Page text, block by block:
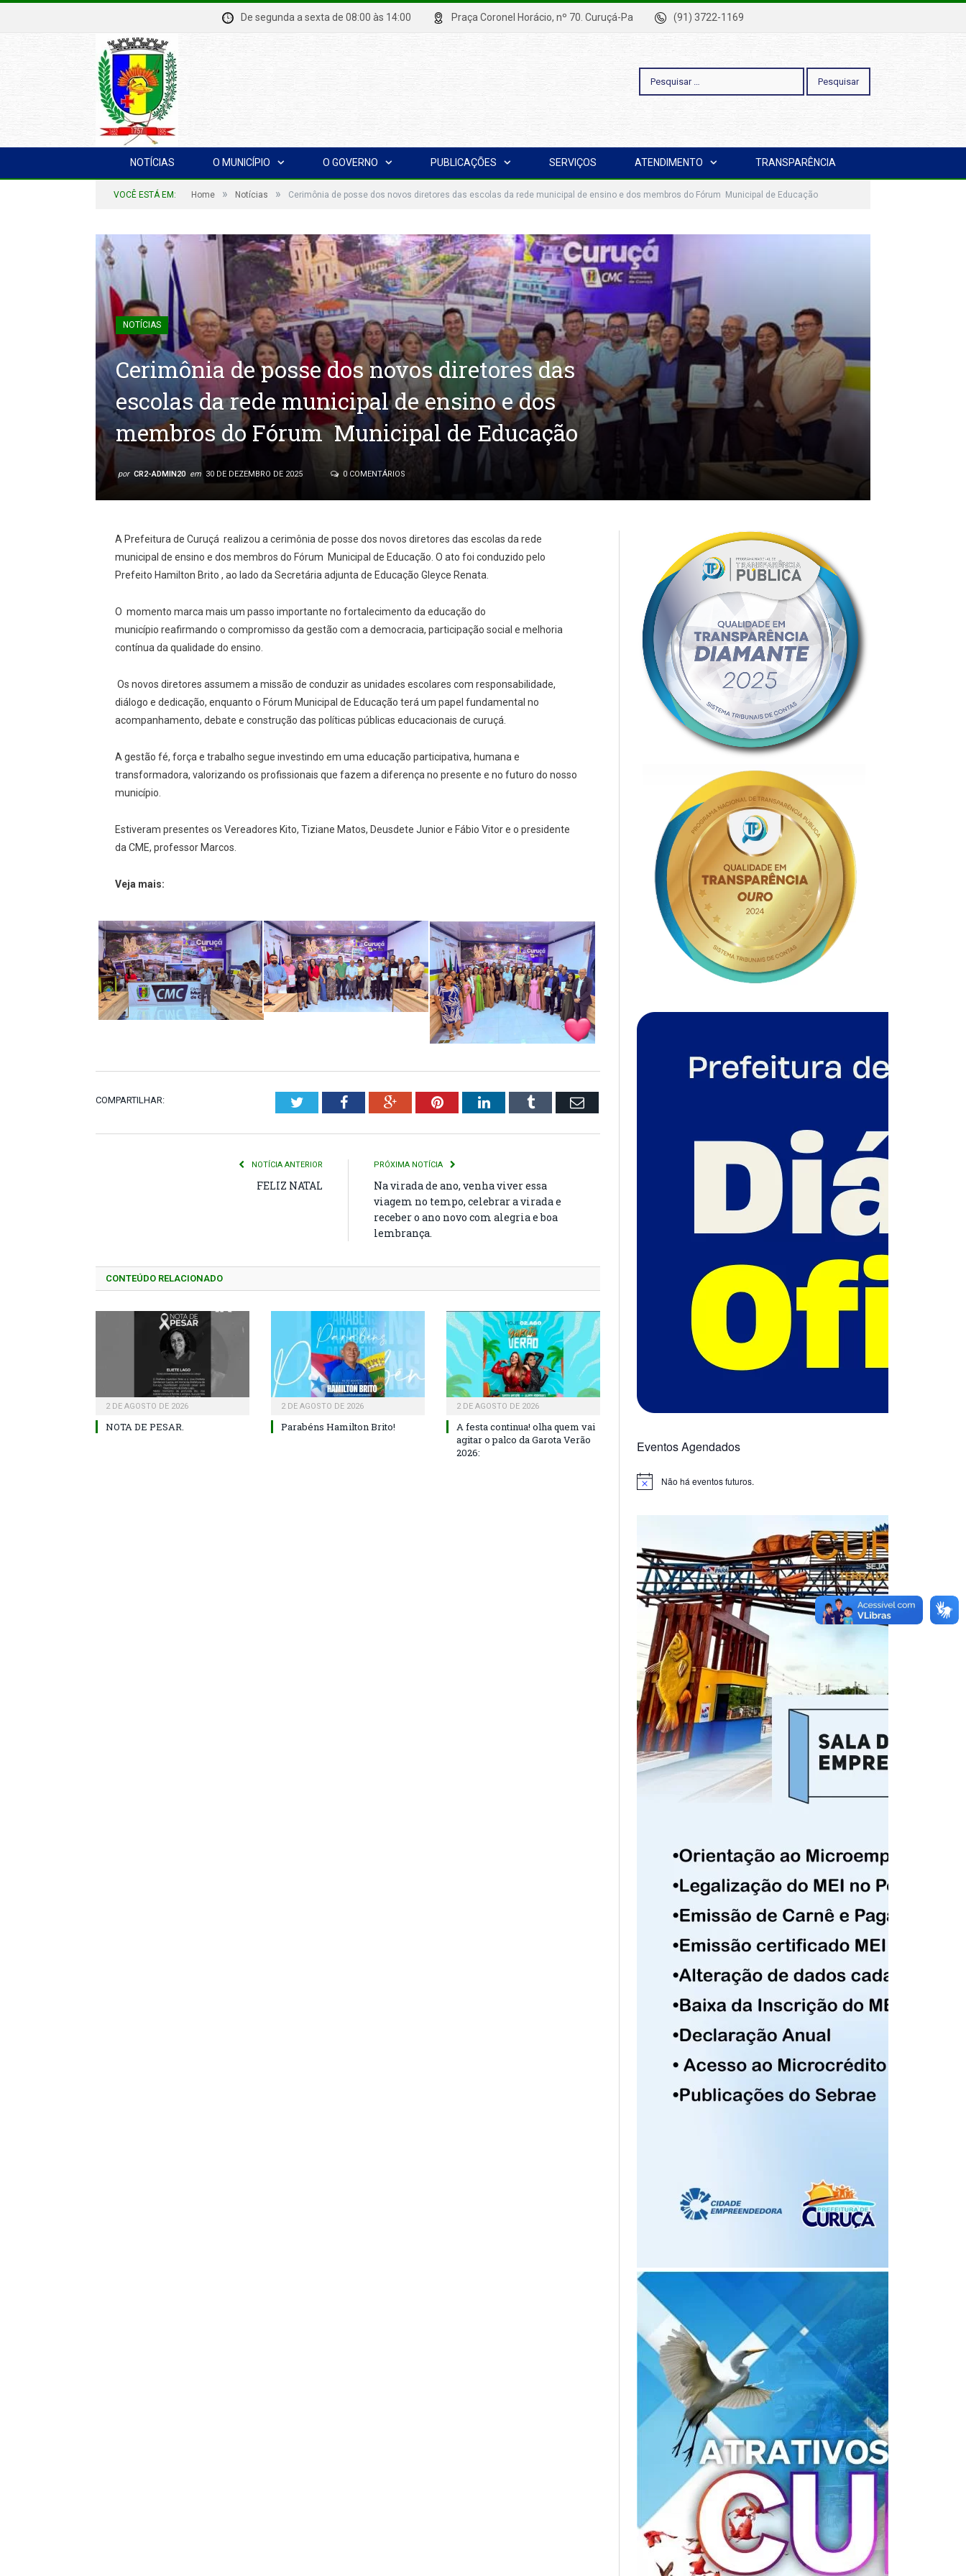
De segunda a sexta de 08:00 às 14:00 Praça Coronel Horácio, nº 70. Curuçá-Pa (91) 3722-1169
Pesquisar
por:
NOTÍCIAS O MUNICÍPIO O GOVERNO PUBLICAÇÕES SERVIÇOS ATENDIMENTO TRANSPARÊNCIA
VOCÊ ESTÁ EM: Home » Notícias » Cerimônia de posse dos novos diretores das escolas da rede municipal de ensino e dos membros do Fórum Municipal de Educação
NOTÍCIAS
Cerimônia de posse dos novos diretores das
escolas da rede municipal de ensino e dos
membros do Fórum Municipal de Educação
por CR2-ADMIN20 em 30 DE DEZEMBRO DE 2025 0 COMENTÁRIOS
A Prefeitura de Curuçá realizou a cerimônia de posse dos novos diretores das escolas da rede
municipal de ensino e dos membros do Fórum Municipal de Educação. O ato foi conduzido pelo
Prefeito Hamilton Brito , ao lado da Secretária adjunta de Educação Gleyce Renata.
O momento marca mais um passo importante no fortalecimento da educação do
município reafirmando o compromisso da gestão com a democracia, participação social e melhoria
contínua da qualidade do ensino.
Os novos diretores assumem a missão de conduzir as unidades escolares com responsabilidade,
diálogo e dedicação, enquanto o Fórum Municipal de Educação terá um papel fundamental no
acompanhamento, debate e construção das políticas públicas educacionais de curuçá.
A gestão fé, força e trabalho segue investindo em uma educação participativa, humana e
transformadora, valorizando os profissionais que fazem a diferença no presente e no futuro do nosso
município.
Estiveram presentes os Vereadores Kito, Tiziane Matos, Deusdete Junior e Fábio Vitor e o presidente
da CME, professor Marcos.
Veja mais:
COMPARTILHAR: TwitterFacebookGoogle+PinterestLinkedInTumblr Email
NOTÍCIA ANTERIOR
FELIZ NATAL
PRÓXIMA NOTÍCIA
Na virada de ano, venha viver essa
viagem no tempo, celebrar a virada e
receber o ano novo com alegria e boa
lembrança.
CONTEÚDO RELACIONADO
2 DE AGOSTO DE 2026
NOTA DE PESAR.
2 DE AGOSTO DE 2026
Parabéns Hamilton Brito!
2 DE AGOSTO DE 2026
A festa continua! olha quem vai
agitar o palco da Garota Verão
2026:
Eventos Agendados
Notice Não há eventos futuros.